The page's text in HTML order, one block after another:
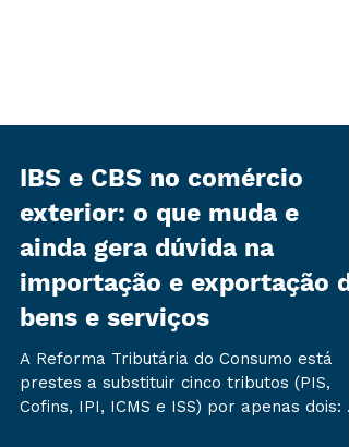
IBS e CBS no comércio
exterior: o que muda e
ainda gera dúvida na
importação e exportação
bens e serviços
A Reforma Tributária do Consumo está